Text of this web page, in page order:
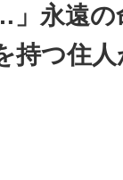
永遠の
持つ住